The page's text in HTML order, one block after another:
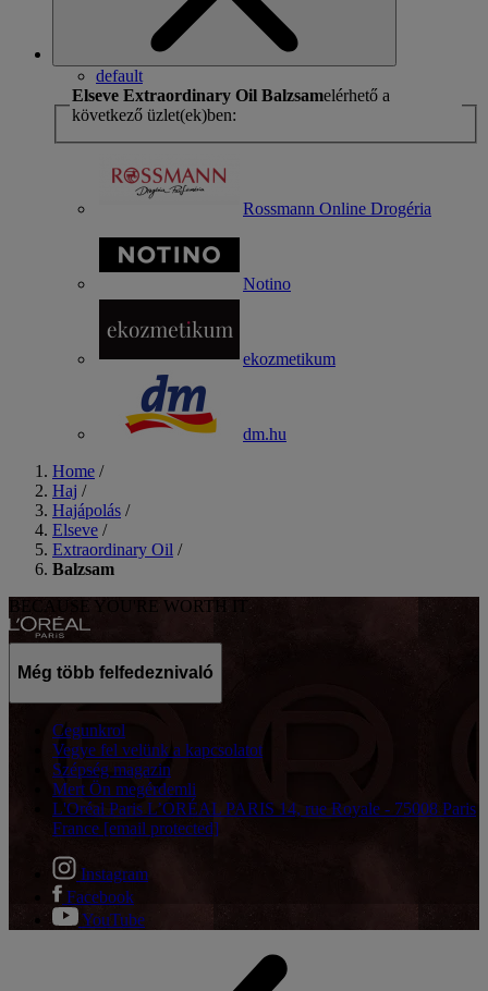
default
Elseve Extraordinary Oil Balzsamelérhető a
következő üzlet(ek)ben:
Rossmann Online Drogéria
Notino
ekozmetikum
dm.hu
Home /
Haj /
Hajápolás /
Elseve /
Extraordinary Oil /
Balzsam
BECAUSE YOU'RE WORTH IT
Még több felfedeznivaló
Cegunkrol
Vegye fel velünk a kapcsolatot
Szépség magazin
Mert Ön megérdemli
L'Oréal Paris L’ORÉAL PARIS 14, rue Royale - 75008 Paris
France [email protected]
Instagram
Facebook
YouTube